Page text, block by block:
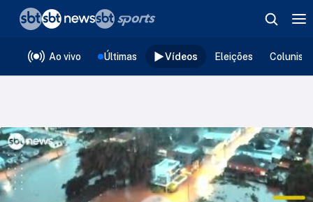
Ao vivo Últimas Vídeos Eleições
❮voltar
Editorias